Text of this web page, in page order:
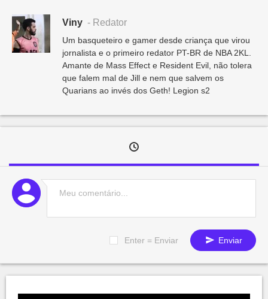
Viny - Redator
Um basqueteiro e gamer desde criança que virou
jornalista e o primeiro redator PT-BR de NBA 2KL.
Amante de Mass Effect e Resident Evil, não tolera
que falem mal de Jill e nem que salvem os
Quarians ao invés dos Geth! Legion s2
Enter = Enviar Enviar